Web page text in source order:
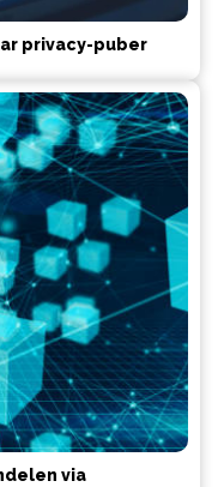
privacy-puber
via